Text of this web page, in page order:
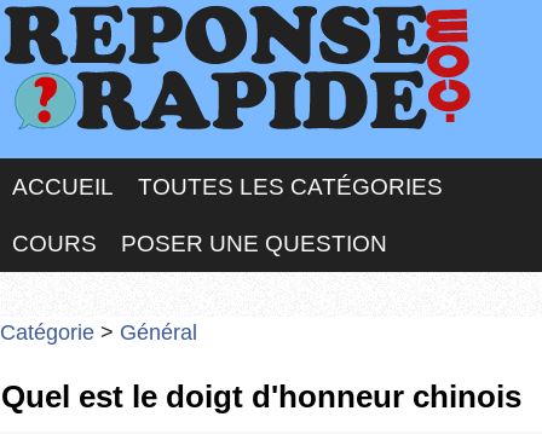
ACCUEIL TOUTES LES CATÉGORIES
COURS POSER UNE QUESTION
Catégorie > Général
Quel est le doigt d'honneur chinois